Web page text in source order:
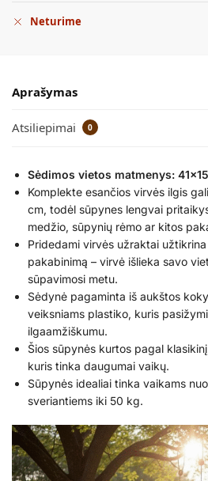
Neturime
Aprašymas
Atsiliepimai 0
Sėdimos vietos matmenys:
Komplekte esančios virvės ilgis
cm, todėl sūpynes lengvai
medžio, sūpynių rėmo ar kitos
Pridedami virvės užraktai
pakabinimą – virvė išlieka savo
sūpavimosi metu.
Sėdynė pagaminta iš aukštos
veiksniams plastiko, kuris
ilgaamžiškumu.
Šios sūpynės kurtos pagal
kuris tinka daugumai vaikų.
Sūpynės idealiai tinka vaikams
sveriantiems iki 50 kg.